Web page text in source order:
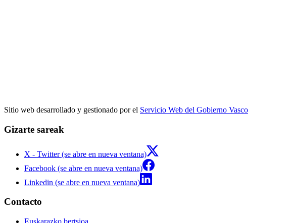
Sitio web desarrollado y gestionado por el Servicio Web del Gobierno Vasco
Gizarte sareak
X - Twitter (se abre en nueva ventana)
Facebook (se abre en nueva ventana)
Linkedin (se abre en nueva ventana)
Contacto
Euskarazko bertsioa